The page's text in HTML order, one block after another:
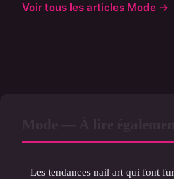
Voir tous les articles Mode →
Les tendances nail art qui font